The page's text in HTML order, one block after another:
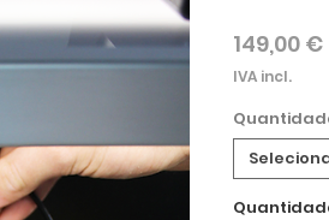
149,00 €
IVA incl.